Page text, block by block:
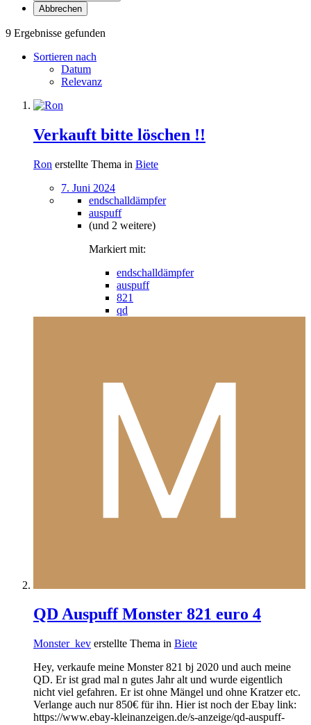
Abbrechen
9 Ergebnisse gefunden
Sortieren nach
Datum
Relevanz
Verkauft bitte löschen !!
Ron erstellte Thema in Biete
7. Juni 2024
endschalldämpfer
auspuff
(und 2 weitere)
Markiert mit:
endschalldämpfer
auspuff
821
qd
QD Auspuff Monster 821 euro 4
Monster_kev erstellte Thema in Biete
Hey, verkaufe meine Monster 821 bj 2020 und auch meine
QD. Er ist grad mal n gutes Jahr alt und wurde eigentlich
nicht viel gefahren. Er ist ohne Mängel und ohne Kratzer etc.
Verlange auch nur 850€ für ihn. Hier ist noch der Ebay link:
https://www.ebay-kleinanzeigen.de/s-anzeige/qd-auspuff-